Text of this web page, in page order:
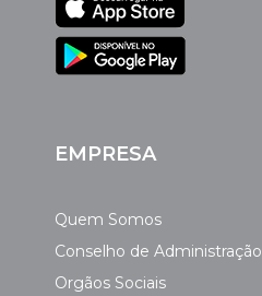
EMPRESA
Quem Somos
Conselho de Administração
Orgãos Sociais